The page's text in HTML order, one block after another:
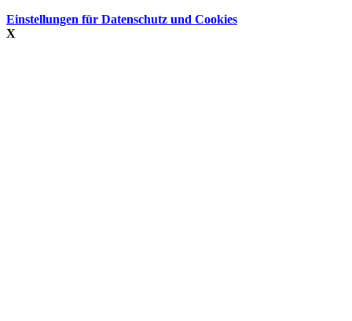
Einstellungen für Datenschutz und Cookies
X